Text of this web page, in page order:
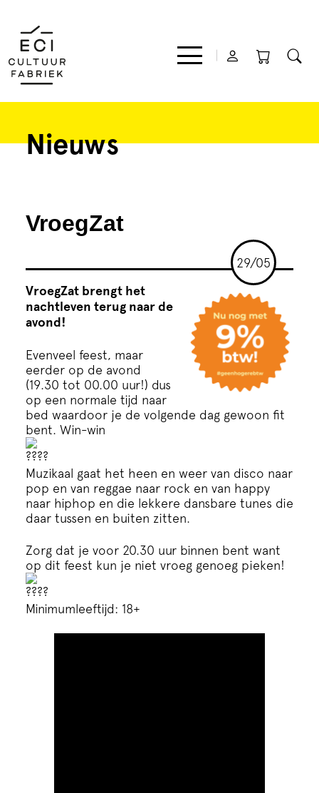
Film
Theater
Cursus
Onderwijs
ECI Cultuurcafé
Over ons
Contact
Steun ons
Nieuws
VroegZat
29/05
VroegZat brengt het
nachtleven terug naar de
avond!
Evenveel feest, maar
eerder op de avond
(19.30 tot 00.00 uur!) dus
op een normale tijd naar
bed waardoor je de volgende dag gewoon fit
bent. Win-win
Muzikaal gaat het heen en weer van disco naar
pop en van reggae naar rock en van happy
naar hiphop en die lekkere dansbare tunes die
daar tussen en buiten zitten.
Zorg dat je voor 20.30 uur binnen bent want
op dit feest kun je niet vroeg genoeg pieken!
Minimumleeftijd: 18+